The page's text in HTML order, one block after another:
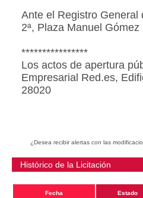
Ante el Registro General
2ª, Plaza Manuel
****************
Los actos de apertura
Empresarial Red.es,
28020
¿Desea recibir alertas con las
Histórico de la Licitación
Fecha Estado